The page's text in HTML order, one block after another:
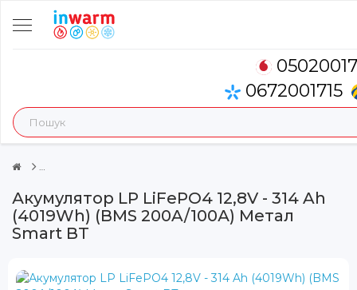
0672001715
Акумулятор LP LiFePO4 12,8V - 314 Ah
(4019Wh) (BMS 200A/100А) Метал
Smart BT